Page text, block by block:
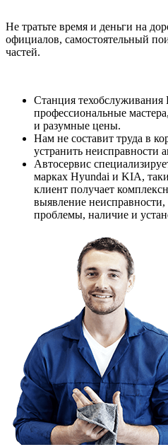
Не тратьте время и деньги на
официалов, самостоятельный
частей.
Станция
профессиональные
и разумные цены.
Нам не составит труда в
устранить неисправности
Автосервис
марках Hyundai и KIA,
клиент получает
выявление
проблемы, наличие и